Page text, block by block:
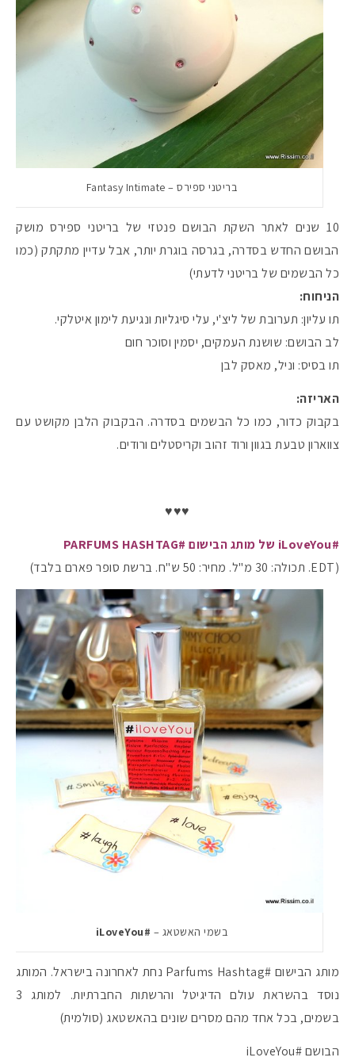
בריטני ספירס – Fantasy Intimate
10 שנים לאתר השקת הבושם פנטזי של בריטני ספירס מושק
הבושם החדש בסדרה, בגרסה בוגרת יותר, אבל עדיין מתקתק (כמו
כל הבשמים של בריטני לדעתי)
הניחוח:
תו עליון: תערובת של ליצ'י, עלי סיגליות ונגיעת לימון איטלקי.
לב הבושם: שושנת העמקים, יסמין וסוכר חום
תו בסיס: וניל, מאסק לבן
האריזה:
בקבוק כדור, כמו כל הבשמים בסדרה. הבקבוק הלבן מקושט עם
צווארון טבעת בגוון ורוד זהוב וקריסטלים ורודים.
♥♥♥
#iLoveYou של מותג הבישום #PARFUMS HASHTAG
(EDT. תכולה: 30 מ"ל. מחיר: 50 ש"ח. ברשת סופר פארם בלבד)
בשמי האשטאג – #iLoveYou
מותג הבישום #Parfums Hashtag נחת לאחרונה בישראל. המותג
נוסד בהשראת עולם הדיגיטל והרשתות החברתיות. למותג 3
בשמים, בכל אחד מהם מסרים שונים בהאשטאג (סולמית)
הבושם #iLoveYou